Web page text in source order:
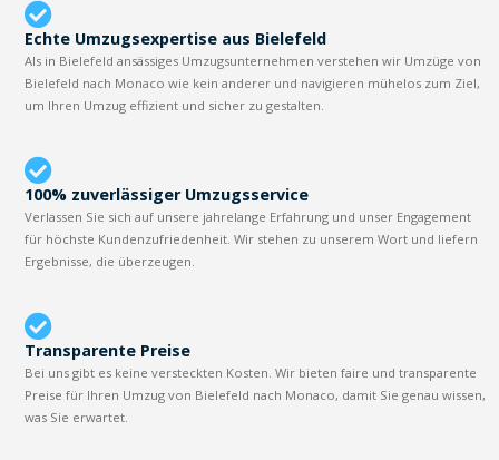
Echte Umzugsexpertise aus Bielefeld
Als in Bielefeld ansässiges Umzugsunternehmen verstehen wir Umzüge von
Bielefeld nach Monaco wie kein anderer und navigieren mühelos zum Ziel,
um Ihren Umzug effizient und sicher zu gestalten.
100% zuverlässiger Umzugsservice
Verlassen Sie sich auf unsere jahrelange Erfahrung und unser Engagement
für höchste Kundenzufriedenheit. Wir stehen zu unserem Wort und liefern
Ergebnisse, die überzeugen.
Transparente Preise
Bei uns gibt es keine versteckten Kosten. Wir bieten faire und transparente
Preise für Ihren Umzug von Bielefeld nach Monaco, damit Sie genau wissen,
was Sie erwartet.